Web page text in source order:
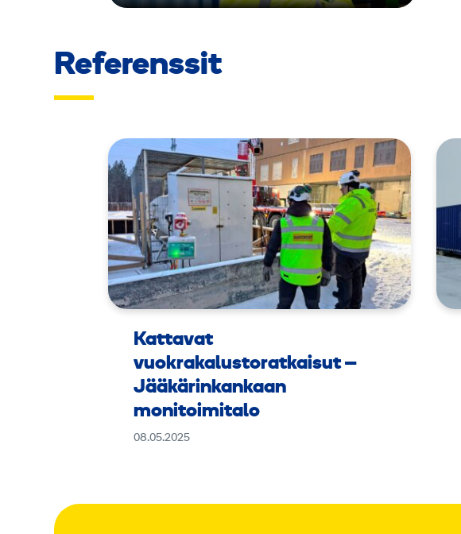
Referenssit
Kattavat
vuokrakalustoratkaisut –
Jääkärinkankaan
monitoimitalo
08.05.2025